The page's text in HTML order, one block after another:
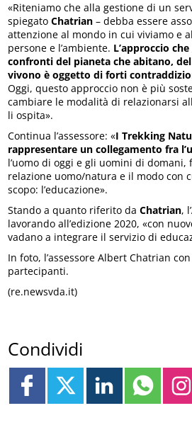
«Riteniamo che alla gestione di un
spiegatoChatrian – debba essere
attenzione al mondo in cui viviamo e
persone e l’ambiente. L’approccio
confronti del pianeta che abitano,
vivono è oggetto di forti
Oggi, questo approccio non è più
cambiare le modalità di relazionarsi
li ospita».
Continua l’assessore: «I Trekking
rappresentare un collegamento fra
l’uomo di oggi e gli uomini di
relazione uomo/natura e il modo con
scopo: l’educazione».
Stando a quanto riferito daChatrian,
lavorando all’edizione 2020, «con
vadano a integrare il servizio di
In foto, l’assessore Albert Chatrian
partecipanti.
(re.newsvda.it)
Condividi